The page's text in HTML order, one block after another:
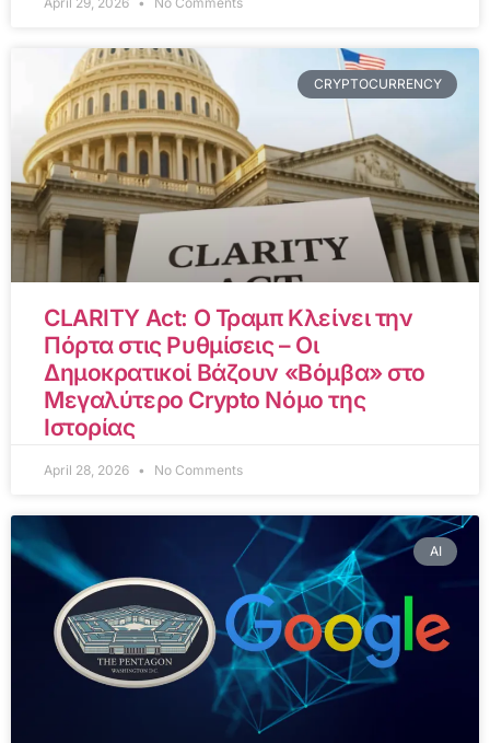
CRYPTOCURRENCY
CLARITY Act: Ο Τραμπ Κλείνει την
Πόρτα στις Ρυθμίσεις – Οι
Δημοκρατικοί Βάζουν «Βόμβα» στο
Μεγαλύτερο Crypto Νόμο της
Ιστορίας
April 28, 2026 No Comments
AI